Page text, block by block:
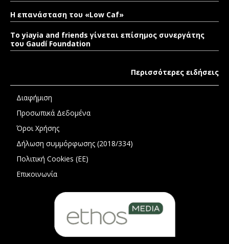
Η επανάσταση του «Low Caf»
To yiayia and friends γίνεται επίσημος συνεργάτης
του Gaudí Foundation
Περισσότερες ειδήσεις
Διαφήμιση
Προσωπικά Δεδομένα
Όροι Χρήσης
Δήλωση συμμόρφωσης (2018/334)
Πολιτική Cookies (ΕΕ)
Επικοινωνία